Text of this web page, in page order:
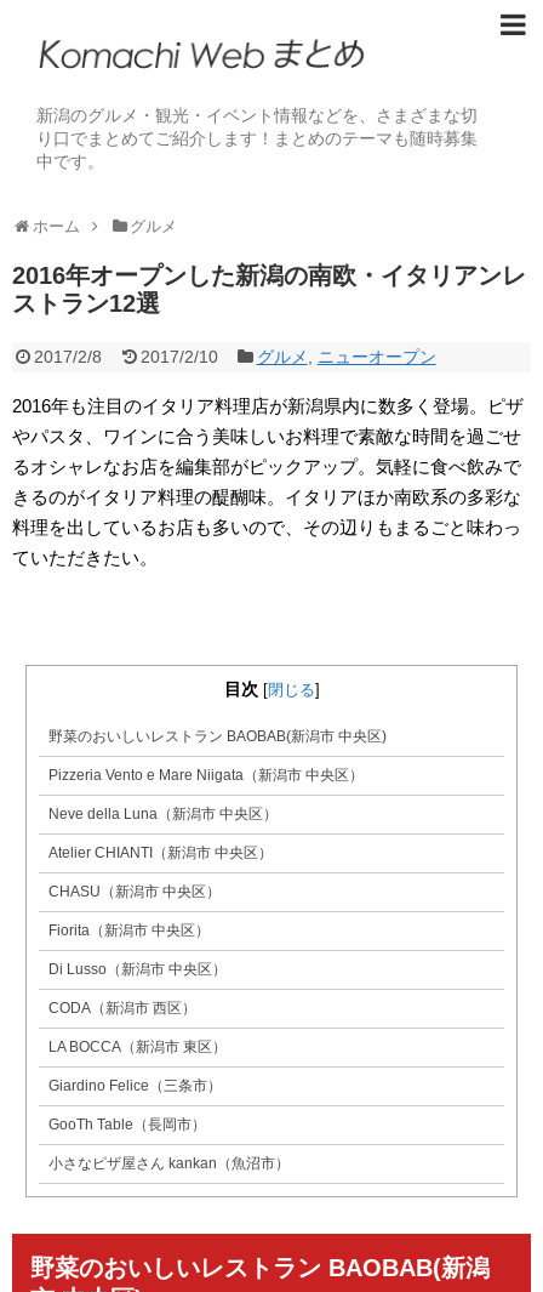
新潟のグルメ・観光・イベント情報などを、さまざまな切
り口でまとめてご紹介します！まとめのテーマも随時募集
中です。
ホーム グルメ
2016年オープンした新潟の南欧・イタリアンレ
ストラン12選
2017/2/8 2017/2/10 グルメ ニューオープン
2016年も注目のイタリア料理店が新潟県内に数多く登場。ピザ
やパスタ、ワインに合う美味しいお料理で素敵な時間を過ごせ
るオシャレなお店を編集部がピックアップ。気軽に食べ飲みで
きるのがイタリア料理の醍醐味。イタリアほか南欧系の多彩な
料理を出しているお店も多いので、その辺りもまるごと味わっ
ていただきたい。
目次 [閉じる]
野菜のおいしいレストラン BAOBAB(新潟市 中央区)
Pizzeria Vento e Mare Niigata（新潟市 中央区）
Neve della Luna（新潟市 中央区）
Atelier CHIANTI（新潟市 中央区）
CHASU（新潟市 中央区）
Fiorita（新潟市 中央区）
Di Lusso（新潟市 中央区）
CODA（新潟市 西区）
LA BOCCA（新潟市 東区）
Giardino Felice（三条市）
GooTh Table（長岡市）
小さなピザ屋さん kankan（魚沼市）
野菜のおいしいレストラン BAOBAB(新潟